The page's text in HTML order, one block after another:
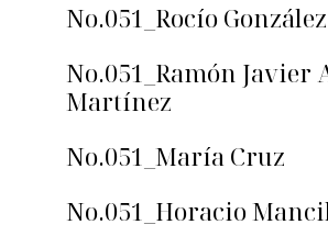
No.051_Rocío González
No.051_Ramón Javier
Martínez
No.051_María Cruz
No.051_Horacio